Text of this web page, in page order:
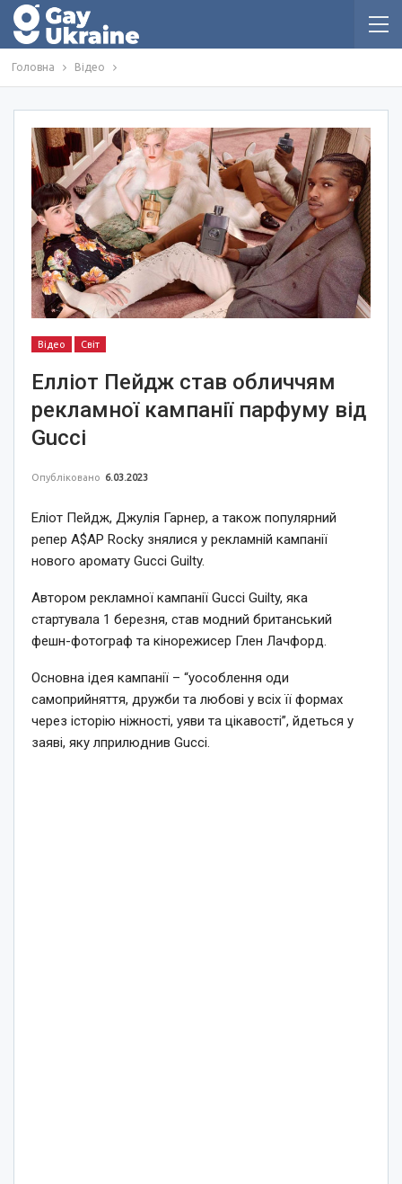
Головна Відео
Відео Світ
Елліот Пейдж став обличчям
рекламної кампанії парфуму від
Gucci
Опубліковано 6.03.2023
Еліот Пейдж, Джулія Гарнер, а також популярний
репер A$AP Rocky знялися у рекламній кампанії
нового аромату Gucci Guilty.
Автором рекламної кампанії Gucci Guilty, яка
стартувала 1 березня, став модний британський
фешн-фотограф та кінорежисер Глен Лачфорд.
Основна ідея кампанії – “уособлення оди
самоприйняття, дружби та любові у всіх її формах
через історію ніжності, уяви та цікавості”, йдеться у
заяві, яку лприлюднив Gucci.